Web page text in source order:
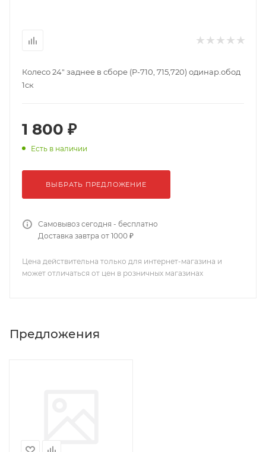
Колесо 24" заднее в сборе (P-710, 715,720) одинар.обод
1ск
1 800 ₽
Есть в наличии
ВЫБРАТЬ ПРЕДЛОЖЕНИЕ
Самовывоз сегодня - бесплатно
Доставка завтра от 1000 ₽
Цена действительна только для интернет-магазина и
может отличаться от цен в розничных магазинах
Предложения